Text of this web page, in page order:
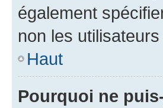
également
non les
Haut
Pourquoi ne